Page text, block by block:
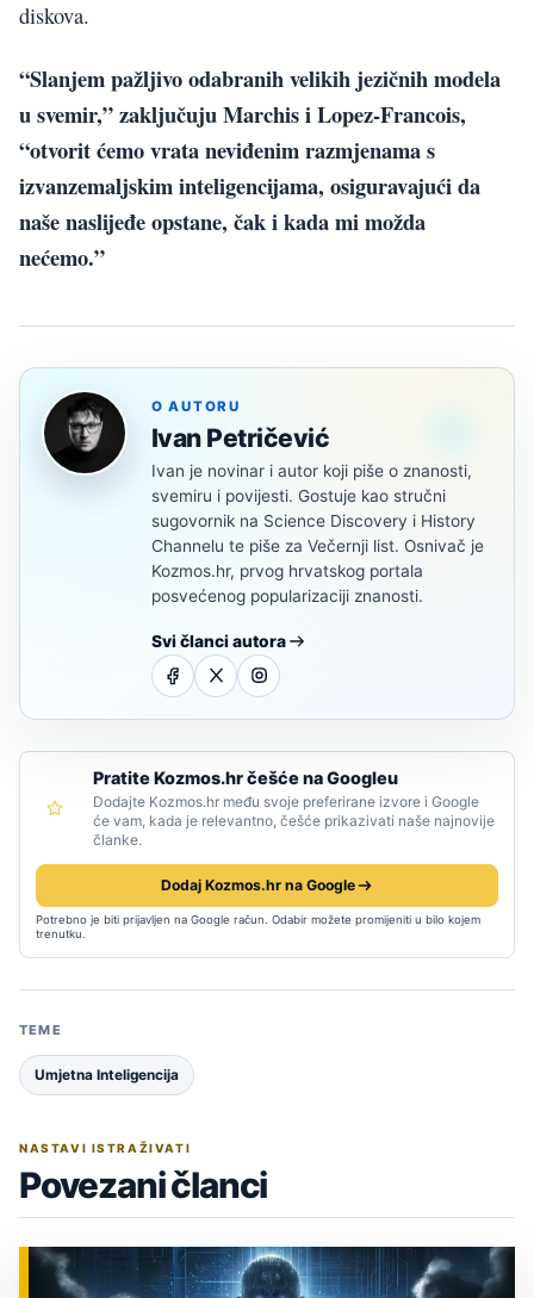
diskova.
“Slanjem pažljivo odabranih velikih jezičnih modela
u svemir,” zaključuju Marchis i Lopez-Francois,
“otvorit ćemo vrata neviđenim razmjenama s
izvanzemaljskim inteligencijama, osiguravajući da
naše naslijeđe opstane, čak i kada mi možda
nećemo.”
O AUTORU
Ivan Petričević
Ivan je novinar i autor koji piše o znanosti,
svemiru i povijesti. Gostuje kao stručni
sugovornik na Science Discovery i History
Channelu te piše za Večernji list. Osnivač je
Kozmos.hr, prvog hrvatskog portala
posvećenog popularizaciji znanosti.
Svi članci autora
Pratite Kozmos.hr češće na Googleu
Dodajte Kozmos.hr među svoje preferirane izvore i Google
će vam, kada je relevantno, češće prikazivati naše najnovije
članke.
Dodaj Kozmos.hr na Google
Potrebno je biti prijavljen na Google račun. Odabir možete promijeniti u bilo kojem
trenutku.
TEME
Umjetna Inteligencija
NASTAVI ISTRAŽIVATI
Povezani članci